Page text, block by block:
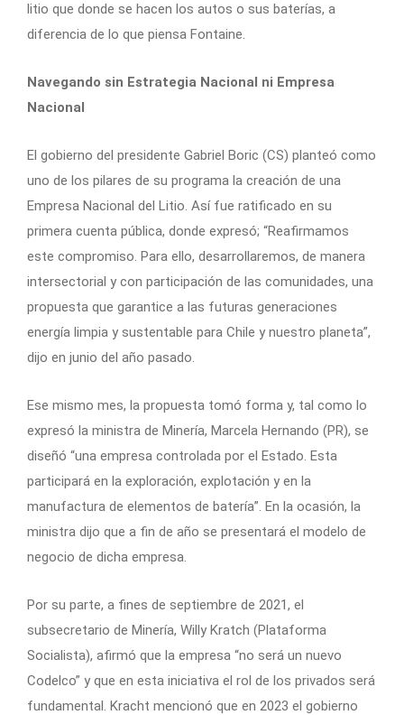
litio que donde se hacen los autos o sus baterías, a
diferencia de lo que piensa Fontaine.
Navegando sin Estrategia Nacional ni Empresa
Nacional
El gobierno del presidente Gabriel Boric (CS) planteó como
uno de los pilares de su programa la creación de una
Empresa Nacional del Litio. Así fue ratificado en su
primera cuenta pública, donde expresó; “Reafirmamos
este compromiso. Para ello, desarrollaremos, de manera
intersectorial y con participación de las comunidades, una
propuesta que garantice a las futuras generaciones
energía limpia y sustentable para Chile y nuestro planeta”,
dijo en junio del año pasado.
Ese mismo mes, la propuesta tomó forma y, tal como lo
expresó la ministra de Minería, Marcela Hernando (PR), se
diseñó “una empresa controlada por el Estado. Esta
participará en la exploración, explotación y en la
manufactura de elementos de batería”. En la ocasión, la
ministra dijo que a fin de año se presentará el modelo de
negocio de dicha empresa.
Por su parte, a fines de septiembre de 2021, el
subsecretario de Minería, Willy Kratch (Plataforma
Socialista), afirmó que la empresa “no será un nuevo
Codelco” y que en esta iniciativa el rol de los privados será
fundamental. Kracht mencionó que en 2023 el gobierno